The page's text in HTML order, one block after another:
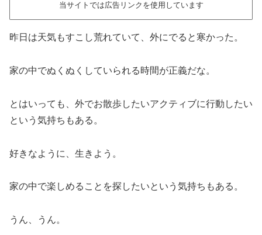
当サイトでは広告リンクを使用しています
昨日は天気もすこし荒れていて、外にでると寒かった。
家の中でぬくぬくしていられる時間が正義だな。
とはいっても、外でお散歩したいアクティブに行動したい
という気持ちもある。
好きなように、生きよう。
家の中で楽しめることを探したいという気持ちもある。
うん、うん。